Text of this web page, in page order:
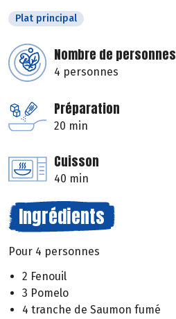
Plat principal
Nombre de personnes
4 personnes
Préparation
20 min
Cuisson
40 min
Ingrédients
Pour 4 personnes
2 Fenouil
3 Pomelo
4 tranche de Saumon fumé